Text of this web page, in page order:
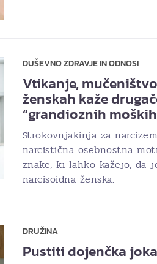
DUŠEVNO ZDRAVJE IN ODNOSI
Vtikanje,
ženskah kaže
“grandioznih
Strokovnjakinja za
narcistična osebnostna
znake, ki lahko kažejo, da
narcisoidna ženska.
DRUŽINA
Pustiti dojenčka